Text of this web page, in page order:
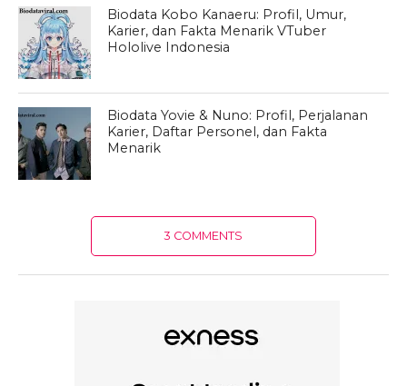
Biodata Kobo Kanaeru: Profil, Umur,
Karier, dan Fakta Menarik VTuber
Hololive Indonesia
Biodata Yovie & Nuno: Profil, Perjalanan
Karier, Daftar Personel, dan Fakta
Menarik
3 COMMENTS